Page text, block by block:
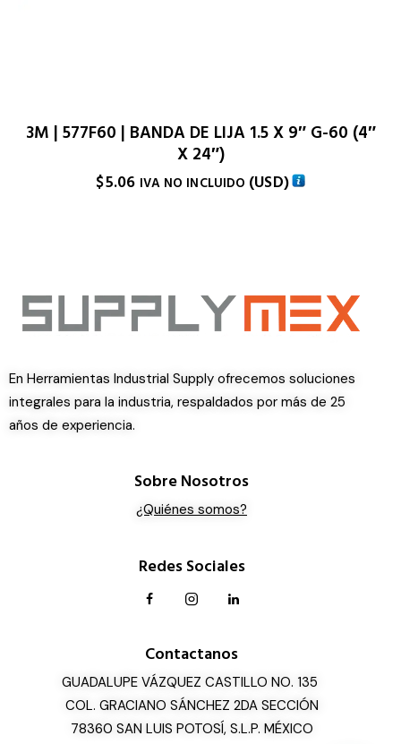
3M | 577F60 | BANDA DE LIJA 1.5 X 9″ G-60 (4″
X 24″)
$5.06 IVA NO INCLUIDO (USD)
En Herramientas Industrial Supply ofrecemos soluciones
integrales para la industria, respaldados por más de 25
años de experiencia.
Sobre Nosotros
¿Quiénes somos?
Redes Sociales
Contactanos
GUADALUPE VÁZQUEZ CASTILLO NO. 135
COL. GRACIANO SÁNCHEZ 2DA SECCIÓN
78360 SAN LUIS POTOSÍ, S.L.P. MÉXICO